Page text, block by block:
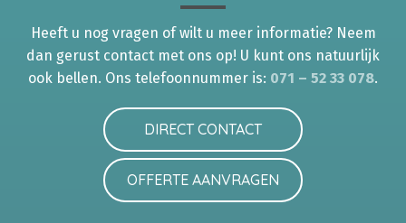
Heeft u nog vragen of wilt u meer informatie? Neem
dan gerust contact met ons op! U kunt ons natuurlijk
ook bellen. Ons telefoonnummer is: 071 – 52 33 078.
DIRECT CONTACT
OFFERTE AANVRAGEN